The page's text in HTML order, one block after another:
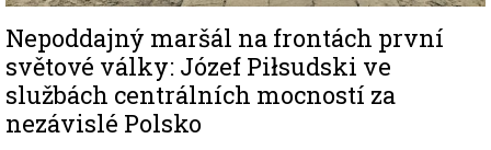
Nepoddajný maršál na frontách první
světové války: Józef Piłsudski ve
službách centrálních mocností za
nezávislé Polsko